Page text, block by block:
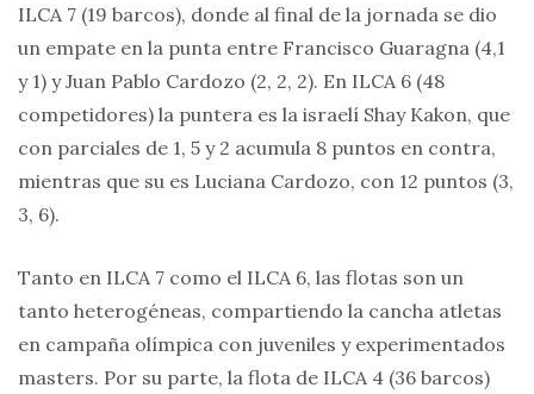
ILCA 7 (19 barcos), donde al final de la jornada se dio
un empate en la punta entre Francisco Guaragna (4,1
y 1) y Juan Pablo Cardozo (2, 2, 2). En ILCA 6 (48
competidores) la puntera es la israelí Shay Kakon, que
con parciales de 1, 5 y 2 acumula 8 puntos en contra,
mientras que su es Luciana Cardozo, con 12 puntos (3,
3, 6).
Tanto en ILCA 7 como el ILCA 6, las flotas son un
tanto heterogéneas, compartiendo la cancha atletas
en campaña olímpica con juveniles y experimentados
masters. Por su parte, la flota de ILCA 4 (36 barcos)